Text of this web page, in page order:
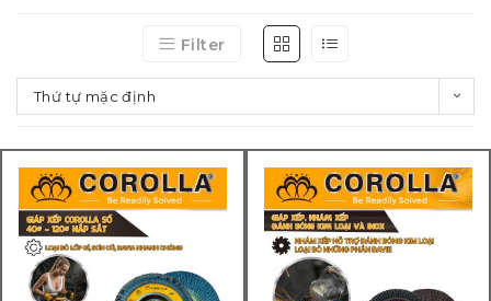
Filter
Thứ tự mặc định